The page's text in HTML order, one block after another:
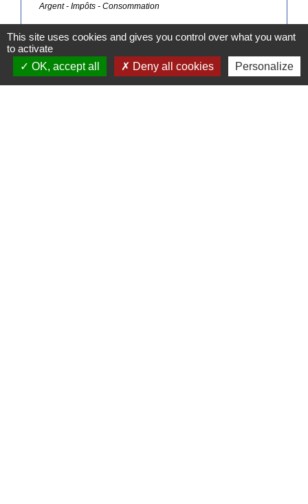
Argent - Impôts - Consommation
Pour en savoir plus
Brochure pratique 2023 - Déclaration des revenus
This site uses cookies and gives you control over what you want
to activate
OK, accept all
Deny all cookies Personalize